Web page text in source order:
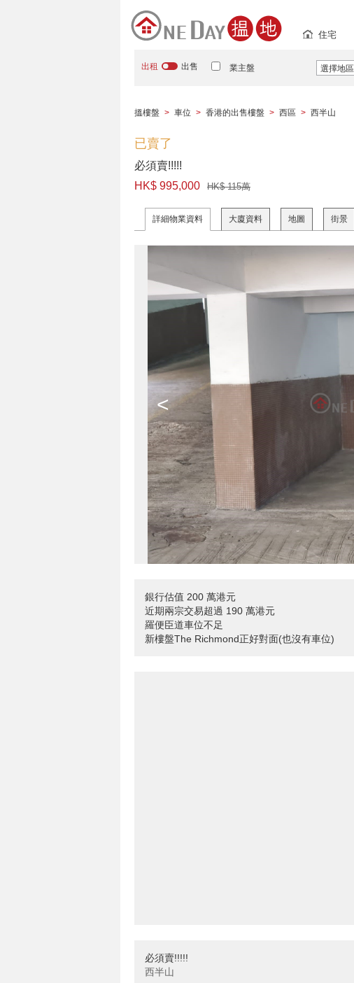
住宅
出租 出售 業主盤 選擇地區
搵樓盤 > 車位 > 香港的出售樓盤 > 西區 > 西半山
已賣了
必須賣!!!!!
HK$ 995,000
HK$ 115萬
詳細物業資料 大廈資料 地圖 街景
<
銀行估值 200 萬港元
近期兩宗交易超過 190 萬港元
羅便臣道車位不足
新樓盤The Richmond正好對面(也沒有車位)
必須賣!!!!!
西半山